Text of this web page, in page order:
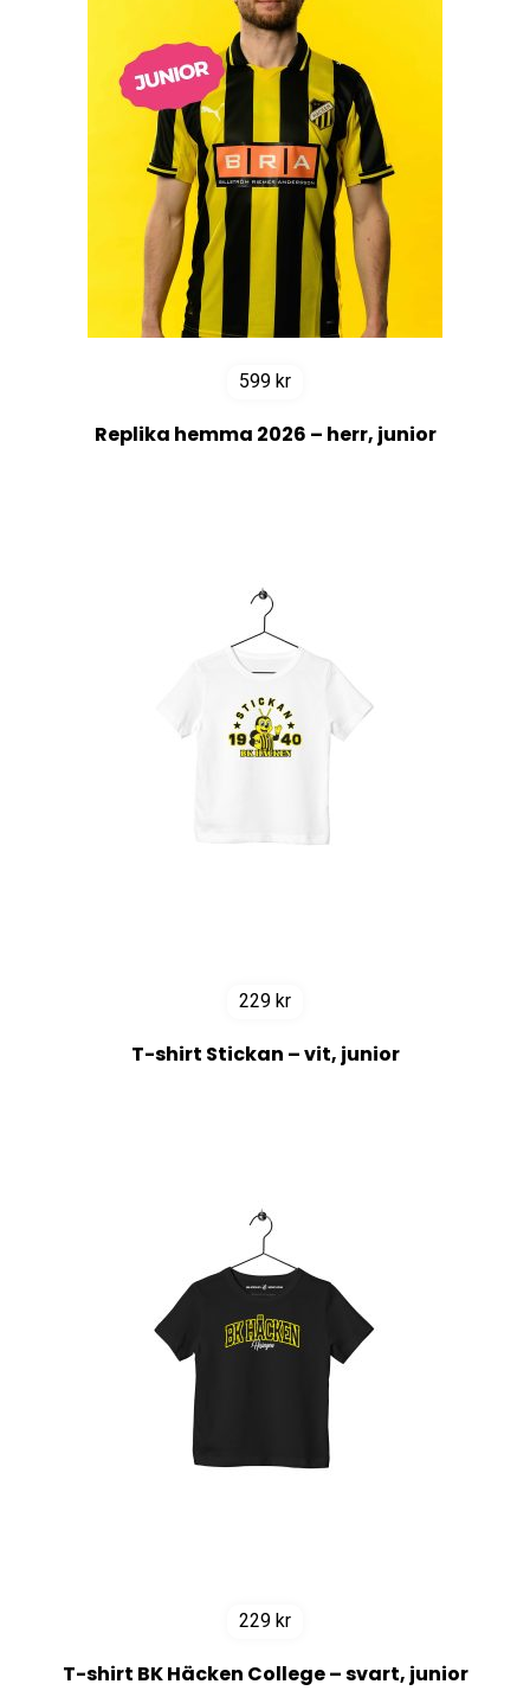
599 kr
Replika hemma 2026 – herr, junior
229 kr
T-shirt Stickan – vit, junior
229 kr
T-shirt BK Häcken College – svart, junior